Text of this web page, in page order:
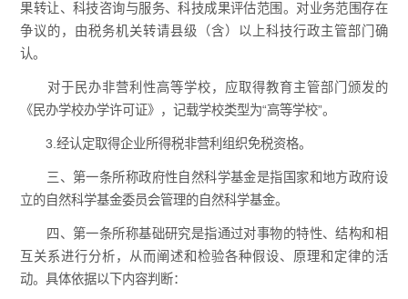
果转让、科技咨询与服务、科技成果评估范围。对业务范围存在
争议的，由税务机关转请县级（含）以上科技行政主管部门确
认。
对于民办非营利性高等学校，应取得教育主管部门颁发的
《民办学校办学许可证》，记载学校类型为“高等学校”。
3.经认定取得企业所得税非营利组织免税资格。
三、第一条所称政府性自然科学基金是指国家和地方政府设
立的自然科学基金委员会管理的自然科学基金。
四、第一条所称基础研究是指通过对事物的特性、结构和相
互关系进行分析，从而阐述和检验各种假设、原理和定律的活
动。具体依据以下内容判断：